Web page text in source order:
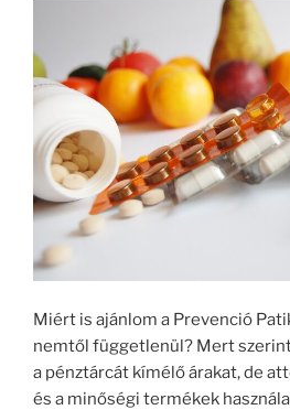
Miért is ajánlom a Prevenció
nemtől függetlenül? Mert
a pénztárcát kímélő árakat, de
és a minőségi termékek